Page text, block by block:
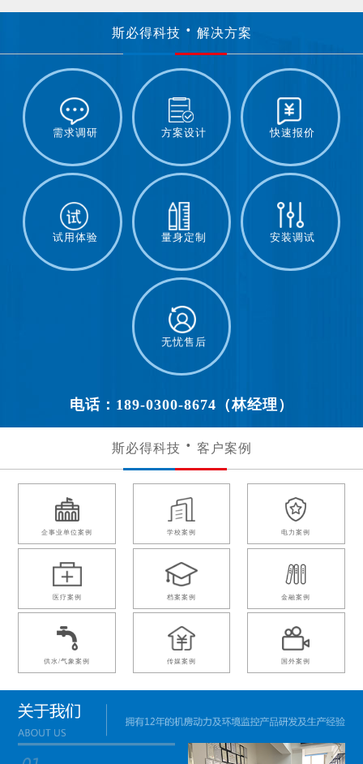
斯必得科技 解决方案
需求调研 方案设计 快速报价
试用体验 量身定制 安装调试
无忧售后
电话：189-0300-8674（林经理）
斯必得科技 客户案例
企事业单位案例 学校案例 电力案例
医疗案例 档案案例 金融案例
供水/气象案例 传媒案例 国外案例